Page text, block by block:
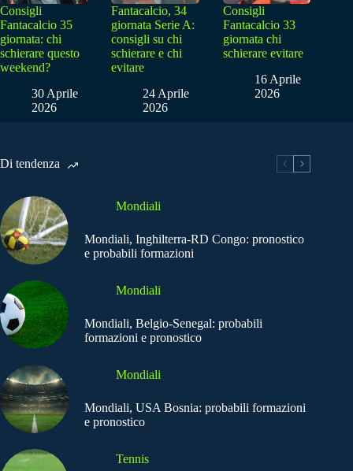
Consigli
Fantacalcio 35
giornata: chi
schierare questo
weekend?
30 Aprile
2026
Fantacalcio, 34
giornata Serie A:
consigli su chi
schierare e chi
evitare
24 Aprile
2026
Consigli
Fantacalcio 33
giornata chi
schierare evitare
16 Aprile
2026
Di tendenza
Mondiali
Mondiali, Inghilterra-RD Congo: pronostico
e probabili formazioni
Mondiali
Mondiali, Belgio-Senegal: probabili
formazioni e pronostico
Mondiali
Mondiali, USA Bosnia: probabili formazioni
e pronostico
Tennis